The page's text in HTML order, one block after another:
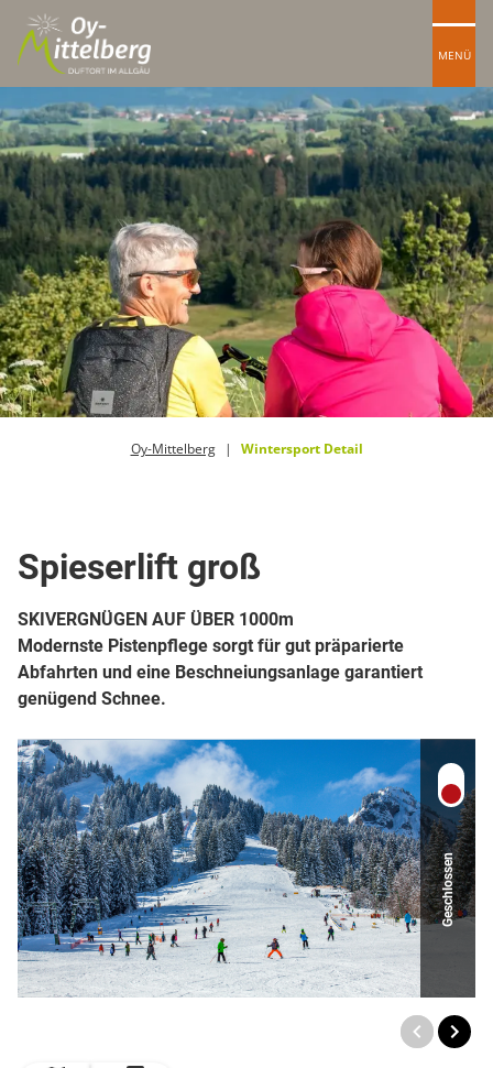
MENÜ
Oy-Mittelberg Wintersport Detail
Spieserlift groß
SKIVERGNÜGEN AUF ÜBER 1000m
Modernste Pistenpflege sorgt für gut präparierte
Abfahrten und eine Beschneiungsanlage garantiert
genügend Schnee.
Geschlossen